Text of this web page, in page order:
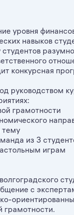
уровня
навыков
конкурсная
руководством
грамотности
тему
из 3
играм
с
грамотности.